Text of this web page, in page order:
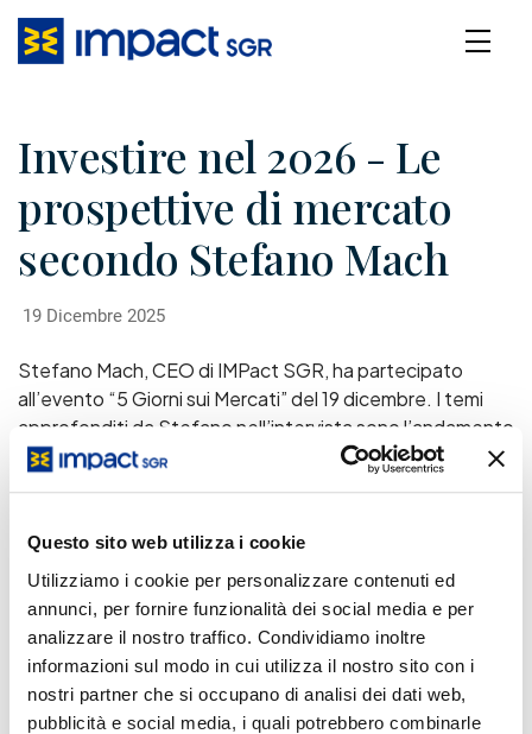
Questo sito web utilizza i cookie
Utilizziamo i cookie per personalizzare contenuti ed
annunci, per fornire funzionalità dei social media e per
analizzare il nostro traffico. Condividiamo inoltre
informazioni sul modo in cui utilizza il nostro sito con i
nostri partner che si occupano di analisi dei dati web,
pubblicità e social media, i quali potrebbero combinarle
Investire nel 2026 - Le
prospettive di mercato
secondo Stefano Mach
19 Dicembre 2025
Stefano Mach, CEO di IMPact SGR, ha partecipato
all’evento “5 Giorni sui Mercati” del 19 dicembre. I temi
approfonditi da Stefano nell’intervista sono l’andamento
dei mercati nel 2025, lo scenario macroeconomico e di
americani nel 2026.